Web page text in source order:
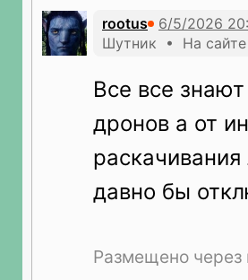
rootus
Шутник • На сайте
Все все
дронов а от
давно бы
Размещено